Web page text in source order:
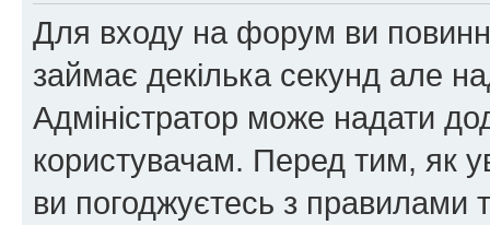
Для входу на форум ви
займає декілька секунд але
Адміністратор може надати
користувачам. Перед тим, як
ви погоджуєтесь з правилами